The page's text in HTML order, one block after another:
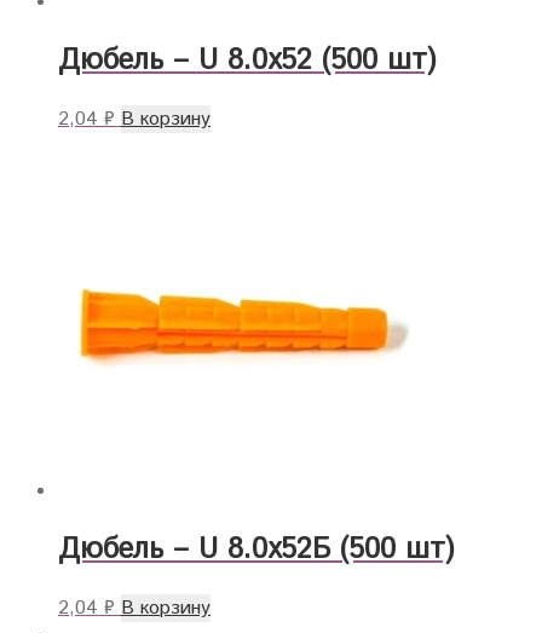
Дюбель – U 8.0х52 (500 шт)
2,04₽ В корзину
Дюбель – U 8.0х52Б (500 шт)
2,04₽ В корзину